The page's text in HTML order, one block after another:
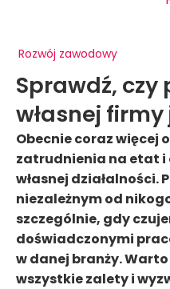
Rozwój zawodowy
Sprawdź, czy
własnej
Obecnie coraz więcej
zatrudnienia na etat i
własnej działalności.
niezależnym od
szczególnie, gdy
doświadczonymi
w danej branży.
wszystkie zalety i